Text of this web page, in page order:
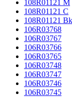
108R01121 M
108R01121 C
108R01121 Bk
106R03768
106R03767
106R03766
106R03765
106R03748
106R03747
106R03746
106R03745